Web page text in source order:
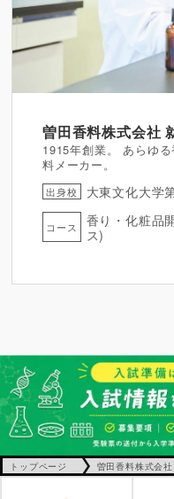
曽田香料株式会社
1915年創業。 あらゆ
料メーカー。
出身校 大東文化大学
コース
香り・化粧品
ス)
トップページ 曽田香料株式会社